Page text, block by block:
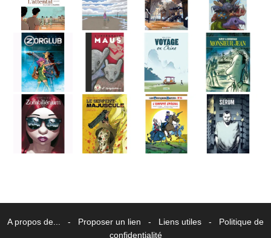
A propos de... - Proposer un lien - Liens utiles - Politique de
confidentialité